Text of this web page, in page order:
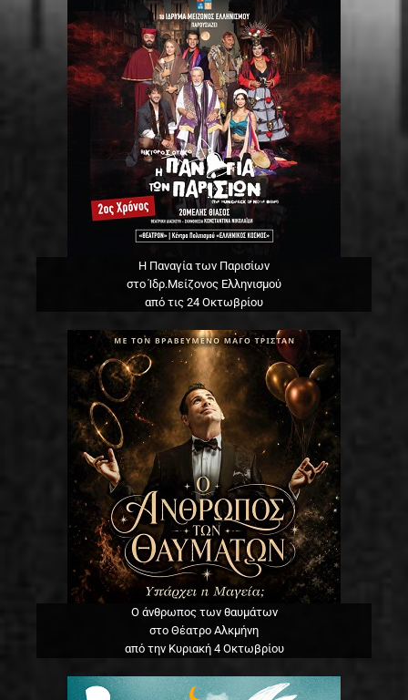
Η Παναγία των Παρισίων
στο Ίδρ.Μείζονος Ελληνισμού
από τις 24 Οκτωβρίου
Ο άνθρωπος των θαυμάτων
στο Θέατρο Αλκμήνη
από την Κυριακή 4 Οκτωβρίου